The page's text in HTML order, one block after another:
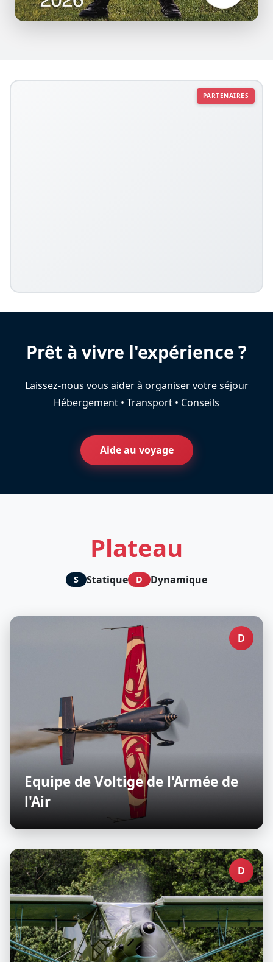
PARTENAIRES
Prêt à vivre l'expérience ?
Laissez-nous vous aider à organiser votre séjour
Hébergement • Transport • Conseils
Aide au voyage
Plateau
S Statique D Dynamique
D
Equipe de Voltige de l'Armée de
l'Air
D